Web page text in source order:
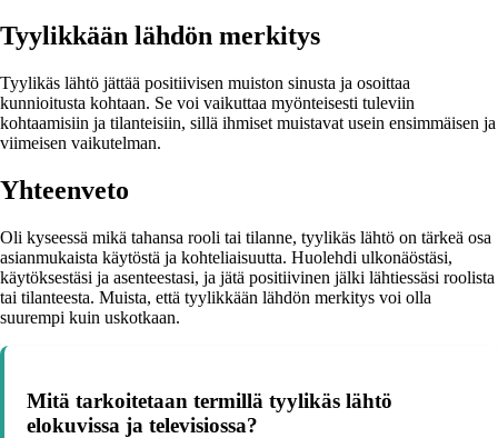
Tyylikkään lähdön merkitys
Tyylikäs lähtö jättää positiivisen muiston sinusta ja osoittaa
kunnioitusta kohtaan. Se voi vaikuttaa myönteisesti tuleviin
kohtaamisiin ja tilanteisiin, sillä ihmiset muistavat usein ensimmäisen ja
viimeisen vaikutelman.
Yhteenveto
Oli kyseessä mikä tahansa rooli tai tilanne, tyylikäs lähtö on tärkeä osa
asianmukaista käytöstä ja kohteliaisuutta. Huolehdi ulkonäöstäsi,
käytöksestäsi ja asenteestasi, ja jätä positiivinen jälki lähtiessäsi roolista
tai tilanteesta. Muista, että tyylikkään lähdön merkitys voi olla
suurempi kuin uskotkaan.
Mitä tarkoitetaan termillä tyylikäs lähtö
elokuvissa ja televisiossa?